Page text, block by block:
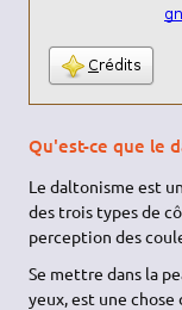
Qu'est-ce que le
Le daltonisme est
des trois types de
perception des
Se mettre dans la
yeux, est une